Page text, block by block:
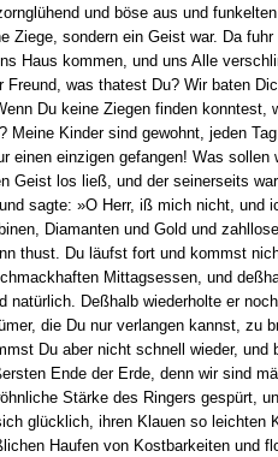
und böse aus und
Ziege, sondern ein Geist war. Da
Haus kommen, und uns Alle
Freund, was thatest Du? Wir baten
Du keine Ziegen finden
Meine Kinder sind gewohnt, jeden
einen einzigen gefangen! Was
Geist los ließ, und der seinerseits
sagte: »O Herr, iß mich nicht,
Diamanten und Gold und
thust. Du läufst fort und kommst
Mittagsessen, und
natürlich. Deßhalb wiederholte er
die Du nur verlangen kannst, zu
Du aber nicht schnell wieder,
Ende der Erde, denn wir sind
Stärke des Ringers gespürt,
glücklich, ihren Klauen so
Haufen von Kostbarkeiten